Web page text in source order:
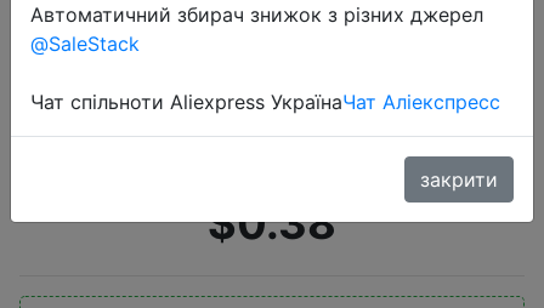
пленка закаленное стекло Защита
для экрана для Huawei watch GT
46 мм GT2 PRO GT2E GT3 для
magic 2 42 аксессуары
$0.38
Автоматичний збирач знижок з різних джерел
@SaleStack
Чат спільноти Aliexpress УкраїнаЧат Аліекспресс
закрити